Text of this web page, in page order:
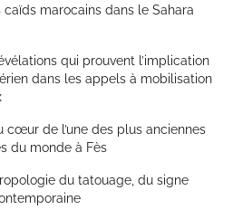
marocains dans le Sahara
qui prouvent l’implication
dans les appels à mobilisation
cœur de l’une des plus anciennes
du monde à Fès
du tatouage, du signe